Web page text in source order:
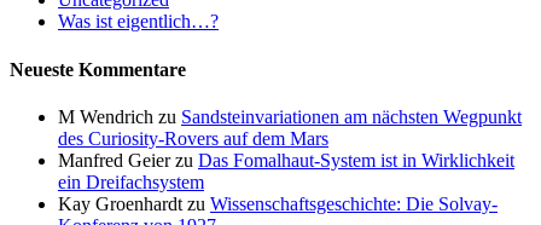
Was ist eigentlich…?
Neueste Kommentare
M Wendrich zu Sandsteinvariationen am nächsten Wegpunkt
des Curiosity-Rovers auf dem Mars
Manfred Geierzu Das Fomalhaut-System ist in Wirklichkeit
ein Dreifachsystem
Kay Groenhardt zu Wissenschaftsgeschichte: Die Solvay-